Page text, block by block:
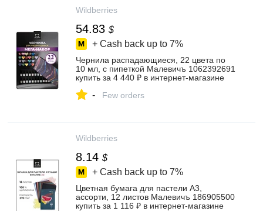
Wildberries
54.83 $
+ Cash back up to 7%
Чернила распадающиеся, 22 цвета по
10 мл, с пипеткой Малевичъ 1062392691
купить за 4 440 ₽ в интернет‑магазине
- Few orders
Wildberries
8.14 $
+ Cash back up to 7%
Цветная бумага для пастели А3,
ассорти, 12 листов Малевичъ 186905500
купить за 1 116 ₽ в интернет‑магазине